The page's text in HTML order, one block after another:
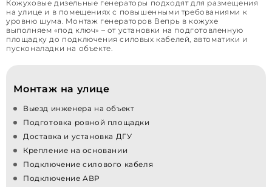
Кожуховые дизельные генераторы подходят для размещения
на улице и в помещениях с повышенными требованиями к
уровню шума. Монтаж генераторов Вепрь в кожухе
выполняем «под ключ» – от установки на подготовленную
площадку до подключения силовых кабелей, автоматики и
пусконаладки на объекте.
Монтаж на улице
Выезд инженера на объект
Подготовка ровной площадки
Доставка и установка ДГУ
Крепление на основании
Подключение силового кабеля
Подключение АВР